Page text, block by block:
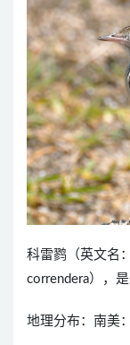
科雷鹨（英文名
correndera），
地理分布：南美